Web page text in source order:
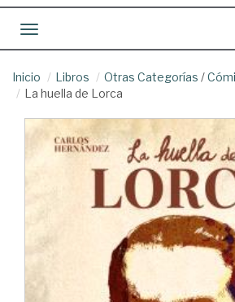
Toggle navigation
Inicio Libros Otras Categorías /
La huella de Lorca